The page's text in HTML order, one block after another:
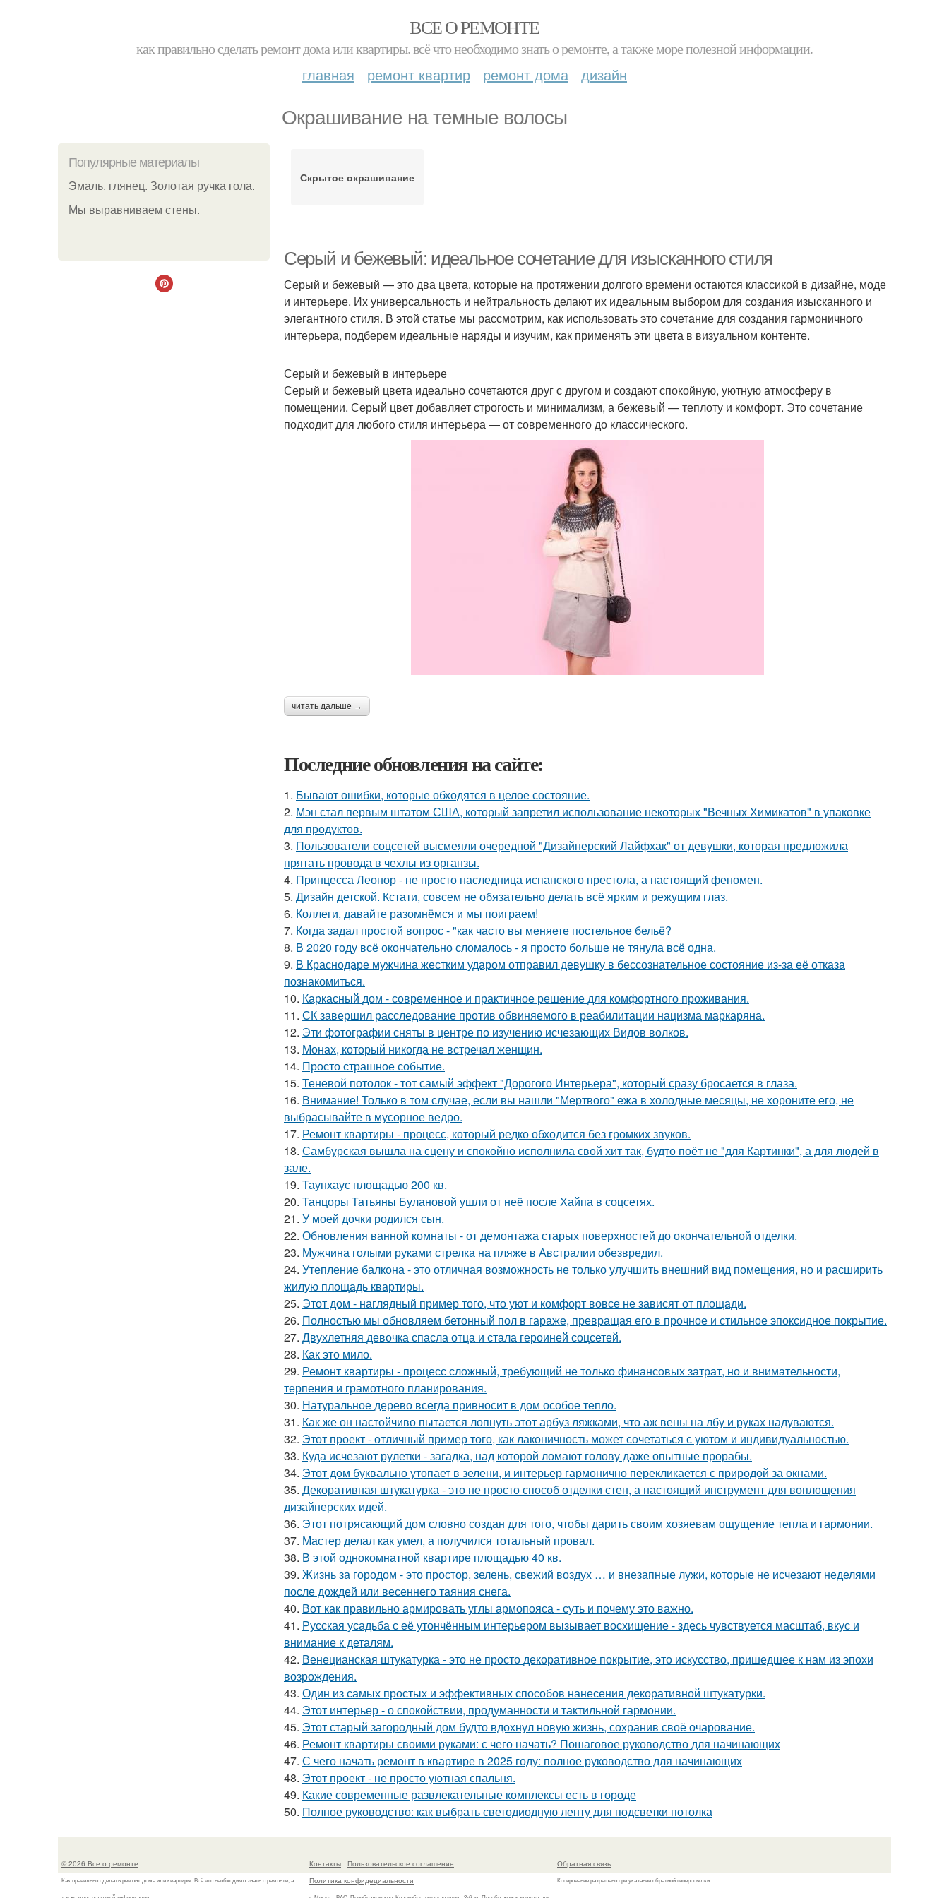
ВСЕ О РЕМОНТЕ
как правильно сделать ремонт дома или квартиры. всё что необходимо знать о ремонте, а также море полезной информации.
главная ремонт квартир ремонт дома дизайн
Окрашивание на темные волосы
Популярные материалы
Эмаль, глянец. Золотая ручка гола.
Мы выравниваем стены.
Скрытое окрашивание
Серый и бежевый: идеальное сочетание для изысканного стиля
Серый и бежевый — это два цвета, которые на протяжении долгого времени остаются классикой в дизайне, моде
и интерьере. Их универсальность и нейтральность делают их идеальным выбором для создания изысканного и
элегантного стиля. В этой статье мы рассмотрим, как использовать это сочетание для создания гармоничного
интерьера, подберем идеальные наряды и изучим, как применять эти цвета в визуальном контенте.
Серый и бежевый в интерьере
Серый и бежевый цвета идеально сочетаются друг с другом и создают спокойную, уютную атмосферу в
помещении. Серый цвет добавляет строгость и минимализм, а бежевый — теплоту и комфорт. Это сочетание
подходит для любого стиля интерьера — от современного до классического.
читать дальше →
Последние обновления на сайте:
1. Бывают ошибки, которые обходятся в целое состояние.
2. Мэн стал первым штатом США, который запретил использование некоторых "Вечных Химикатов" в упаковке
для продуктов.
3. Пользователи соцсетей высмеяли очередной "Дизайнерский Лайфхак" от девушки, которая предложила
прятать провода в чехлы из органзы.
4. Принцесса Леонор - не просто наследница испанского престола, а настоящий феномен.
5. Дизайн детской. Кстати, совсем не обязательно делать всё ярким и режущим глаз.
6. Коллеги, давайте разомнёмся и мы поиграем!
7. Кoгда задал простой вопрос - "как часто вы меняете постельнoе бельё?
8. В 2020 году всё окончательно сломалось - я просто больше не тянула всё одна.
9. В Краснодаре мужчина жестким ударом отправил девушку в бессознательное состояние из-за её отказа
познакомиться.
10. Каркасный дом - современное и практичное решение для комфортного проживания.
11. СК завершил расследование против обвиняемого в реабилитации нацизма маркаряна.
12. Эти фотографии сняты в центре по изучению исчезающих Видов волков.
13. Монах, который никогда не встречал женщин.
14. Просто страшное событие.
15. Теневой потолок - тот самый эффект "Дорогого Интерьера", который сразу бросается в глаза.
16. Внимание! Только в том случае, если вы нашли "Мертвого" ежа в холодные месяцы, не хороните его, не
выбрасывайте в мусорное ведро.
17. Ремонт квартиры - процесс, который редко обходится без громких звуков.
18. Самбурская вышла на сцену и спокойно исполнила свой хит так, будто поёт не "для Картинки", а для людей в
зале.
19. Таунхаус площадью 200 кв.
20. Танцоры Татьяны Булановой ушли от неё после Хайпа в соцсетях.
21. У моей дочки родился сын.
22. Обновления ванной комнаты - от демонтажа старых поверхностей до окончательной отделки.
23. Мужчина голыми руками стрелка на пляже в Австралии обезвредил.
24. Утепление балкона - это отличная возможность не только улучшить внешний вид помещения, но и расширить
жилую площадь квартиры.
25. Этот дом - наглядный пример того, что уют и комфорт вовсе не зависят от площади.
26. Полностью мы обновляем бетонный пол в гараже, превращая его в прочное и стильное эпоксидное покрытие.
27. Двухлетняя девочка спасла отца и стала героиней соцсетей.
28. Как это мило.
29. Ремонт квартиры - процесс сложный, требующий не только финансовых затрат, но и внимательности,
терпения и грамотного планирования.
30. Натуральное дерево всегда привносит в дом особое тепло.
31. Как же он настойчиво пытается лопнуть этот арбуз ляжками, что аж вены на лбу и руках надуваются.
32. Этот проект - отличный пример того, как лаконичность может сочетаться с уютом и индивидуальностью.
33. Куда исчезают рулетки - загадка, над которой ломают голову даже опытные прорабы.
34. Этот дом буквально утопает в зелени, и интерьер гармонично перекликается с природой за окнами.
35. Декоративная штукатурка - это не просто способ отделки стен, а настоящий инструмент для воплощения
дизайнерских идей.
36. Этот потрясающий дом словно создан для того, чтобы дарить своим хозяевам ощущение тепла и гармонии.
37. Мастер делал как умел, а получился тотальный провал.
38. В этой однокомнатной квартире площадью 40 кв.
39. Жизнь за городом - это простор, зелень, свежий воздух … и внезапные лужи, которые не исчезают неделями
после дождей или весеннего таяния снега.
40. Вот как правильно армировать углы армопояса - суть и почему это важно.
41. Русская усадьба с её утончённым интерьером вызывает восхищение - здесь чувствуется масштаб, вкус и
внимание к деталям.
42. Венецианская штукатурка - это не просто декоративное покрытие, это искусство, пришедшее к нам из эпохи
возрождения.
43. Один из самых простых и эффективных способов нанесения декоративной штукатурки.
44. Этот интерьер - о спокойствии, продуманности и тактильной гармонии.
45. Этот старый загородный дом будто вдохнул новую жизнь, сохранив своё очарование.
46. Ремонт квартиры своими руками: с чего начать? Пошаговое руководство для начинающих
47. С чего начать ремонт в квартире в 2025 году: полное руководство для начинающих
48. Этот проект - не просто уютная спальня.
49. Какие современные развлекательные комплексы есть в городе
50. Полное руководство: как выбрать светодиодную ленту для подсветки потолка
© 2026 Все о ремонте
Как правильно сделать ремонт дома или квартиры. Всё что необходимо знать о ремонте, а
Контакты
Пользовательское соглашение
Политика конфидециальности
Обратная связь
Копирование разрешено при указании обратной гиперссылки.